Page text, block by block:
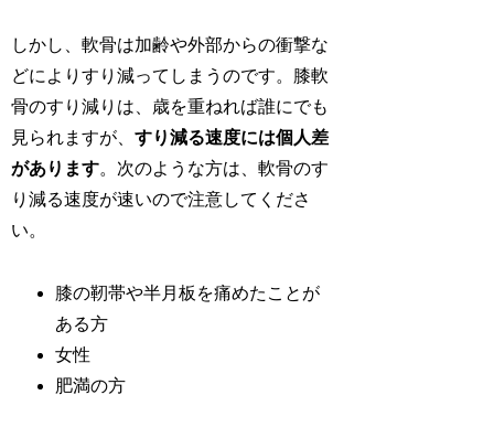
しかし、軟骨は加齢や外部からの衝撃な
どによりすり減ってしまうのです。膝軟
骨のすり減りは、歳を重ねれば誰にでも
見られますが、すり減る速度には個人差
があります。次のような方は、軟骨のす
り減る速度が速いので注意してくださ
い。
膝の靭帯や半月板を痛めたことが
ある方
女性
肥満の方